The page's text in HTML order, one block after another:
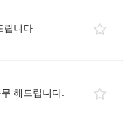
립니다
해드립니다.